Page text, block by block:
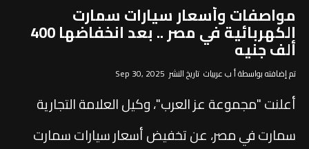
مواصفات وأسعار سيارات سمارت
الكهربائية في مصر .. بعد انخفاضها 400
ألف جنيه
تم إضافته بواسطة أ ب عربيات تاريخ النشر Sep 30, 2025
أعلنت "مجموعة عز العرب"، وكيل العلامة التجارية
سمارت في مصر، عن تخفيض أسعار سيارات سمارت